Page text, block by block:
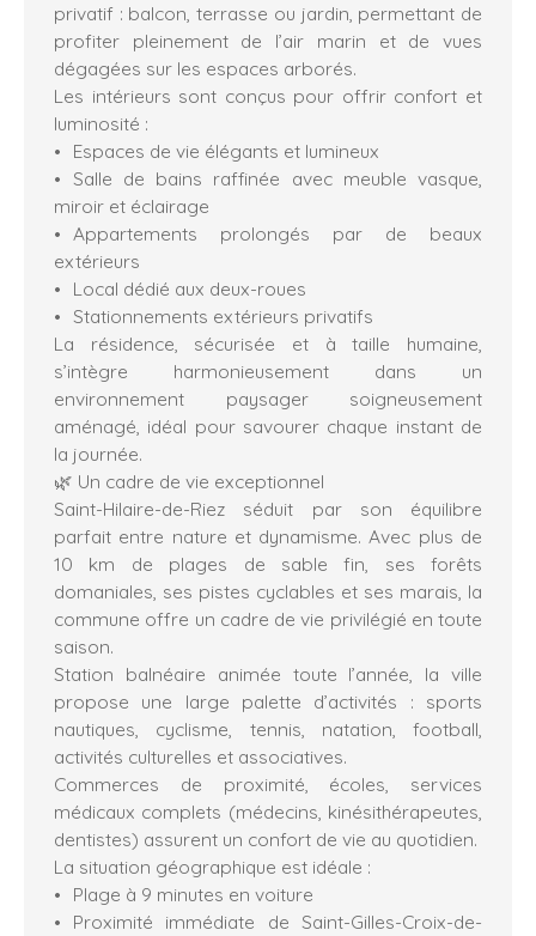
privatif : balcon, terrasse ou jardin, permettant de
profiter pleinement de l’air marin et de vues
dégagées sur les espaces arborés.
Les intérieurs sont conçus pour offrir confort et
luminosité :
Espaces de vie élégants et lumineux
Salle de bains raffinée avec meuble vasque,
miroir et éclairage
Appartements prolongés par de beaux
extérieurs
Local dédié aux deux-roues
Stationnements extérieurs privatifs
La résidence, sécurisée et à taille humaine,
s’intègre harmonieusement dans un
environnement paysager soigneusement
aménagé, idéal pour savourer chaque instant de
la journée.
🌿 Un cadre de vie exceptionnel
Saint-Hilaire-de-Riez séduit par son équilibre
parfait entre nature et dynamisme. Avec plus de
10 km de plages de sable fin, ses forêts
domaniales, ses pistes cyclables et ses marais, la
commune offre un cadre de vie privilégié en toute
saison.
Station balnéaire animée toute l’année, la ville
propose une large palette d’activités : sports
nautiques, cyclisme, tennis, natation, football,
activités culturelles et associatives.
Commerces de proximité, écoles, services
médicaux complets (médecins, kinésithérapeutes,
dentistes) assurent un confort de vie au quotidien.
La situation géographique est idéale :
Plage à 9 minutes en voiture
Proximité immédiate de Saint-Gilles-Croix-de-